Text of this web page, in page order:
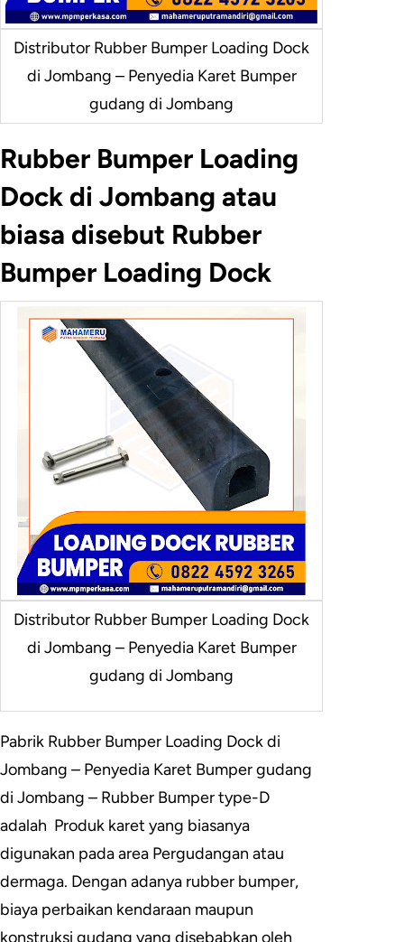
Distributor Rubber Bumper Loading Dock
di Jombang – Penyedia Karet Bumper
gudang di Jombang
Rubber Bumper Loading
Dock di Jombang atau
biasa disebut Rubber
Bumper Loading Dock
Distributor Rubber Bumper Loading Dock
di Jombang – Penyedia Karet Bumper
gudang di Jombang
Pabrik Rubber Bumper Loading Dock di
Jombang – Penyedia Karet Bumper gudang
di Jombang – Rubber Bumper type-D
adalah Produk karet yang biasanya
digunakan pada area Pergudangan atau
dermaga. Dengan adanya rubber bumper,
biaya perbaikan kendaraan maupun
konstruksi gudang yang disebabkan oleh